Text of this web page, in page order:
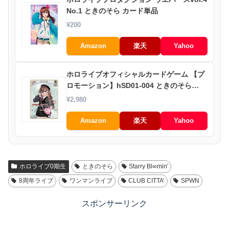
No.1 ときのそら カード単品
¥200
Amazon 楽天 Yahoo
ホロライブオフィシャルカードゲーム 【プ
ロモーション】hSD01-004 ときのそら
P【ベーシックPRパック vol.1】
¥2,980
Amazon 楽天 Yahoo
ホロライブ0期生 ときのそら
Starry Bl∞min'
8周年ライブ
ワンマンライブ CLUB CITTA’ SPWN
スポンサーリンク